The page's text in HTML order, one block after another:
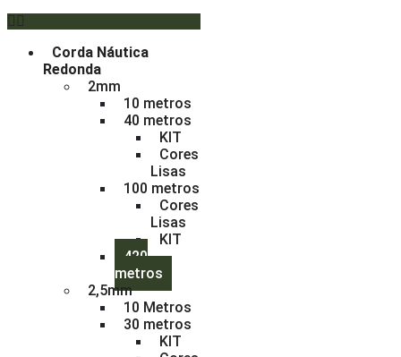
Corda Náutica
Redonda
2mm
10 metros
40 metros
KIT
Cores
Lisas
100 metros
Cores
Lisas
KIT
420
metros
2,5mm
10 Metros
30 metros
KIT